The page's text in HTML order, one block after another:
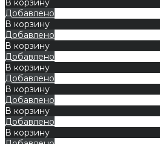
Добавлено
В корзину
Добавлено
В корзину
Добавлено
В корзину
Добавлено
В корзину
Добавлено
В корзину
Добавлено
В корзину